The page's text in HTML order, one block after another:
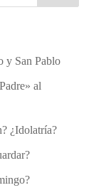
y San Pablo
al
¿Idolatría?